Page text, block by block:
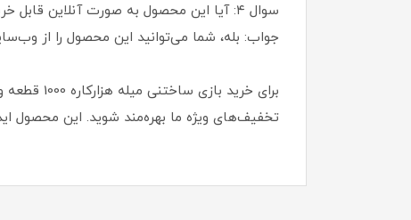
سوال ۴: آیا این محصول به صورت آنلاین قابل خریداری است؟
جواب: بله، شما می‌توانید این محصول را از
برای
تخفیف‌های ویژه ما بهره‌مند شوید. این محصول